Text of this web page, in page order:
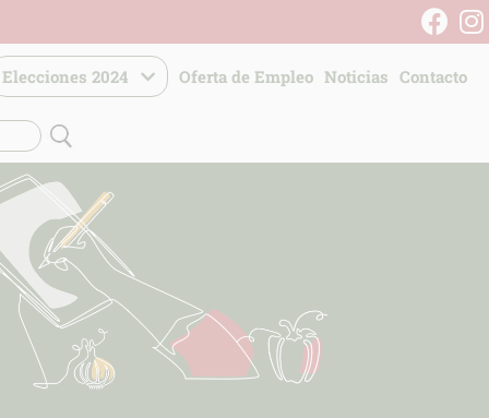
Elecciones 2024 Oferta de Empleo Noticias Contacto